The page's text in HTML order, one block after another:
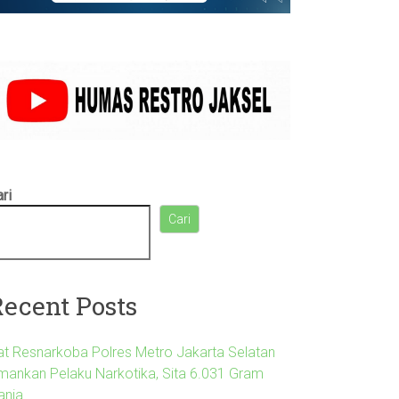
Cari
Posts
Resnarkoba Polres Metro Jakarta Selatan
Pelaku Narkotika, Sita 6.031 Gram